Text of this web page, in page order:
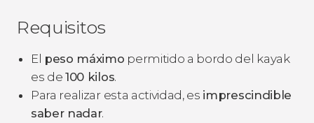
Requisitos
El peso máximo permitido a bordo del kayak
es de100 kilos.
Para realizar esta actividad, es imprescindible
saber nadar.